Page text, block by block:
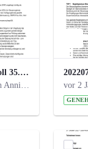
230517 Protokoll 35. Steuerungskreis.pdf
vor 2 Jahren von Anni Schlumberger